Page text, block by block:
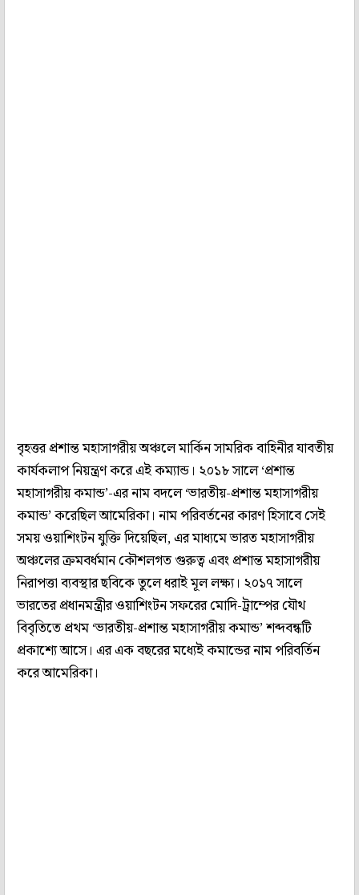
বৃহত্তর প্রশান্ত মহাসাগরীয় অঞ্চলে মার্কিন সামরিক বাহিনীর যাবতীয়
কার্যকলাপ নিয়ন্ত্রণ করে এই কম্যান্ড। ২০১৮ সালে ‘প্রশান্ত
মহাসাগরীয় কমান্ড’-এর নাম বদলে ‘ভারতীয়-প্রশান্ত মহাসাগরীয়
কমান্ড’ করেছিল আমেরিকা। নাম পরিবর্তনের কারণ হিসাবে সেই
সময় ওয়াশিংটন যুক্তি দিয়েছিল, এর মাধ্যমে ভারত মহাসাগরীয়
অঞ্চলের ক্রমবর্ধমান কৌশলগত গুরুত্ব এবং প্রশান্ত মহাসাগরীয়
নিরাপত্তা ব্যবস্থার ছবিকে তুলে ধরাই মূল লক্ষ্য। ২০১৭ সালে
ভারতের প্রধানমন্ত্রীর ওয়াশিংটন সফরের মোদি-ট্রাম্পের যৌথ
বিবৃতিতে প্রথম ‘ভারতীয়-প্রশান্ত মহাসাগরীয় কমান্ড’ শব্দবন্ধটি
প্রকাশ্যে আসে। এর এক বছরের মধ্যেই কমান্ডের নাম পরিবর্তিন
করে আমেরিকা।